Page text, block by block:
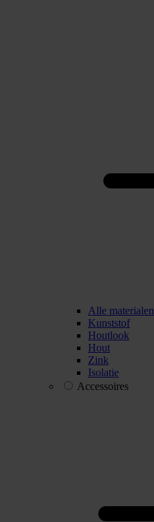
Alle materialen
Kunststof
Houtlook
Hout
Zink
Isolatie
Accessoires